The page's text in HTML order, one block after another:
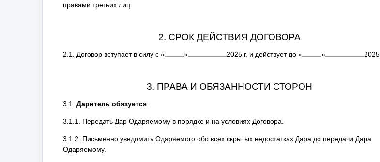
правами третьих лиц.
2. СРОК ДЕЙСТВИЯ ДОГОВОРА
2.1. Договор вступает в силу с « » 2025 г. и действует до « » 2025
3. ПРАВА И ОБЯЗАННОСТИ СТОРОН
3.1. Даритель обязуется:
3.1.1. Передать Дар Одаряемому в порядке и на условиях Договора.
3.1.2. Письменно уведомить Одаряемого обо всех скрытых недостатках Дара до передачи Дара
Одаряемому.